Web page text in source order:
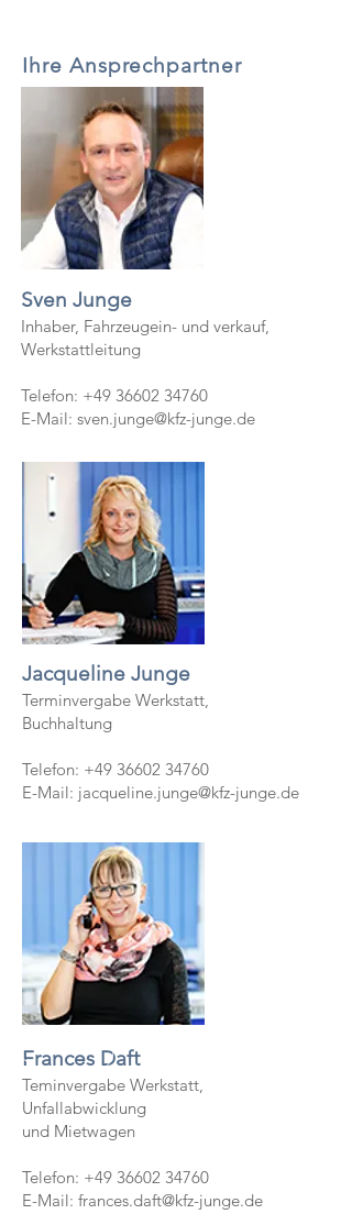
Ihre Ansprechpartner
Sven Junge
Inhaber, Fahrzeugein- und verkauf,
Werkstattleitung
Telefon: +49 36602 34760
E-Mail: sven.junge@kfz-junge.de
Jacqueline Junge
Terminvergabe Werkstatt,
Buchhaltung ​
Telefon: +49 36602 34760
E-Mail: jacqueline.junge@kfz-junge.de
Frances Daft
Teminvergabe Werkstatt,
Unfallabwicklung
und Mietwagen
Telefon: +49 36602 34760
E-Mail: frances.daft@kfz-junge.de